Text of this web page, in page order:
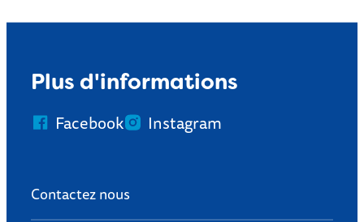
Plus d'informations
Facebook Instagram
Contactez nous